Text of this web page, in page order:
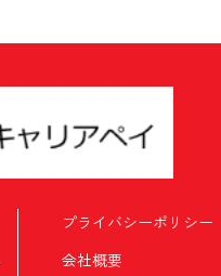
プライバシーポリシー
会社概要